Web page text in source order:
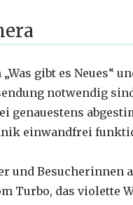
gibt es Neues“
notwendig
genauestens
einwandfrei
Besucherinnen
Turbo, das violette